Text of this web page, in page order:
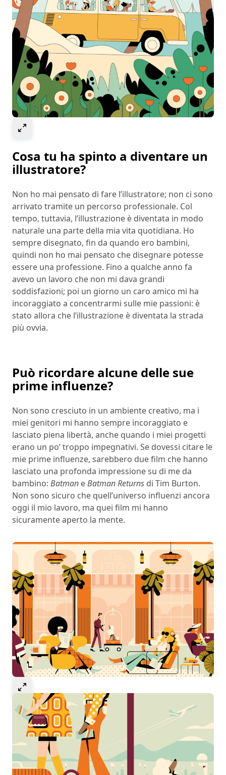
Cosa tu ha spinto a diventare un
illustratore?
Non ho mai pensato di fare l’illustratore; non ci sono
arrivato tramite un percorso professionale. Col
tempo, tuttavia, l’illustrazione è diventata in modo
naturale una parte della mia vita quotidiana. Ho
sempre disegnato, fin da quando ero bambini,
quindi non ho mai pensato che disegnare potesse
essere una professione. Fino a qualche anno fa
avevo un lavoro che non mi dava grandi
soddisfazioni; poi un giorno un caro amico mi ha
incoraggiato a concentrarmi sulle mie passioni: è
stato allora che l’illustrazione è diventata la strada
più ovvia.
Può ricordare alcune delle sue
prime influenze?
Non sono cresciuto in un ambiente creativo, ma i
miei genitori mi hanno sempre incoraggiato e
lasciato piena libertà, anche quando i miei progetti
erano un po’ troppo impegnativi. Se dovessi citare le
mie prime influenze, sarebbero due film che hanno
lasciato una profonda impressione su di me da
bambino: Batman eBatman Returns di Tim Burton.
Non sono sicuro che quell’universo influenzi ancora
oggi il mio lavoro, ma quei film mi hanno
sicuramente aperto la mente.